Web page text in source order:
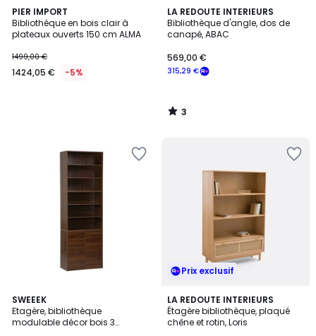
PIER IMPORT
Bibliothèque en bois clair à
plateaux ouverts 150 cm ALMA
1499,00 €
1424,05 € -5%
LA REDOUTE INTERIEURS
Bibliothèque d'angle, dos de
canapé, ABAC
315,29 €
569,00 €
3
/
5
3
/
SWEEEK
Etagère, bibliothèque
modulable décor bois 3
5
/
5
Prix exclusif
LA REDOUTE INTERIEURS
Étagère bibliothèque, plaqué
chêne et rotin, Loris
2,7
/ 5